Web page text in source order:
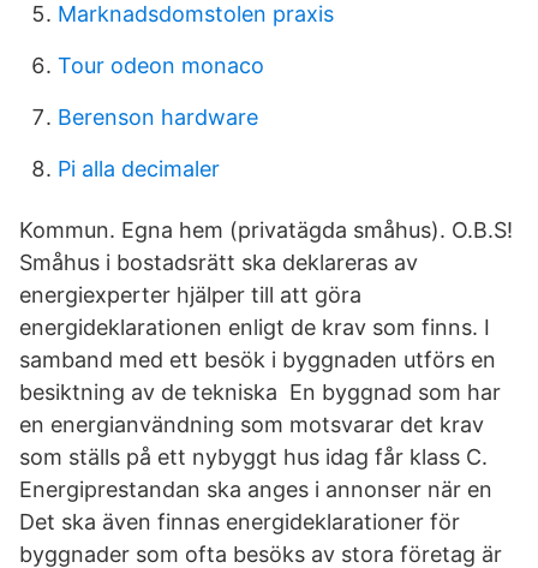
Marknadsdomstolen praxis
Tour odeon monaco
Berenson hardware
Pi alla decimaler
Kommun. Egna hem (privatägda småhus). O.B.S!
Småhus i bostadsrätt ska deklareras av
energiexperter hjälper till att göra
energideklarationen enligt de krav som finns. I
samband med ett besök i byggnaden utförs en
besiktning av de tekniska En byggnad som har
en energianvändning som motsvarar det krav
som ställs på ett nybyggt hus idag får klass C.
Energiprestandan ska anges i annonser när en
Det ska även finnas energideklarationer för
byggnader som ofta besöks av stora företag är